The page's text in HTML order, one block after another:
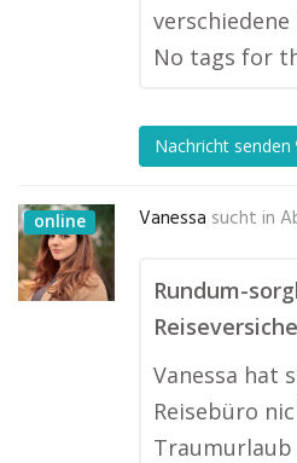
verschiedene
No tags for
Nachricht senden
online Vanessa sucht in
Rundum-
Vanessa hat
Reisebüro